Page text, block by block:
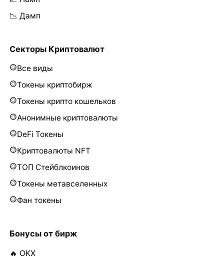
📉 Дамп
Секторы Криптовалют
Все виды
Токены криптобирж
Токены крипто кошельков
Анонимные криптовалюты
DeFi Токены
Криптовалюты NFT
ТОП Стейблкоинов
Токены метавселенных
Фан токены
Бонусы от бирж
🔥 OKX